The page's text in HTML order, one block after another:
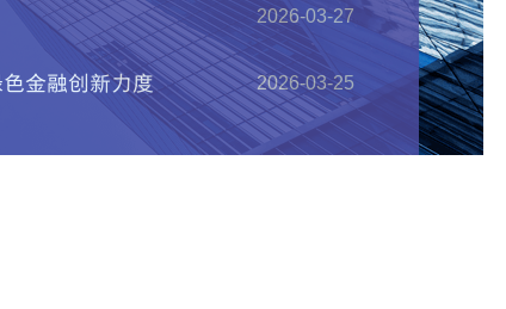
2026-07-24
2026-08-06